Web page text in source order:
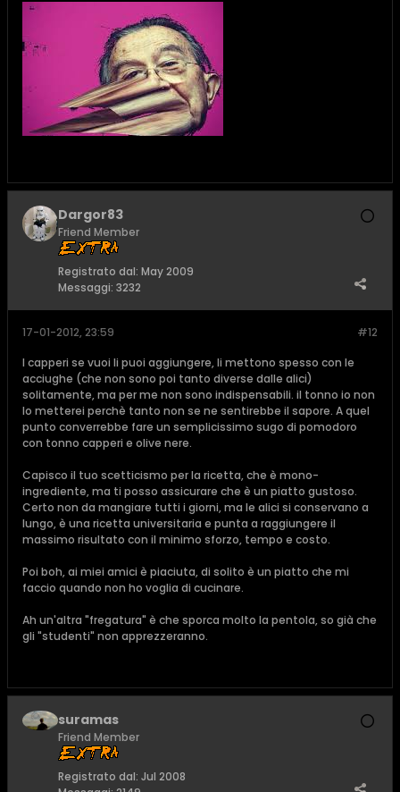
Dargor83
Friend Member
Registrato dal: May 2009
Messaggi: 3232
#12
17-01-2012, 23:59
I capperi se vuoi li puoi aggiungere, li mettono spesso con le
acciughe (che non sono poi tanto diverse dalle alici)
solitamente, ma per me non sono indispensabili. il tonno io non
lo metterei perchè tanto non se ne sentirebbe il sapore. A quel
punto converrebbe fare un semplicissimo sugo di pomodoro
con tonno capperi e olive nere.
Capisco il tuo scetticismo per la ricetta, che è mono-
ingrediente, ma ti posso assicurare che è un piatto gustoso.
Certo non da mangiare tutti i giorni, ma le alici si conservano a
lungo, è una ricetta universitaria e punta a raggiungere il
massimo risultato con il minimo sforzo, tempo e costo.
Poi boh, ai miei amici è piaciuta, di solito è un piatto che mi
faccio quando non ho voglia di cucinare.
Ah un'altra "fregatura" è che sporca molto la pentola, so già che
gli "studenti" non apprezzeranno.
suramas
Friend Member
Registrato dal: Jul 2008